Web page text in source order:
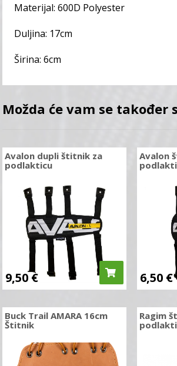
Materijal: 600D Polyester
Duljina: 17cm
Širina: 6cm
Možda će vam se
Avalon dupli štitnik za
podlakticu
9,50€
Avalon
6,50 €
Buck Trail AMARA 16cm
Štitnik
Ragim